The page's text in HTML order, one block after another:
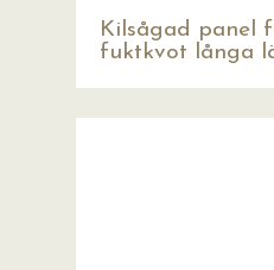
Kilsågad panel
fuktkvot långa